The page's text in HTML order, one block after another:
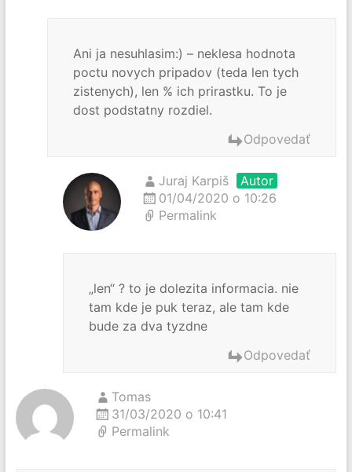
Ani ja nesuhlasim:) – neklesa hodnota
poctu novych pripadov (teda len tych
zistenych), len % ich prirastku. To je
dost podstatny rozdiel.
Odpovedať
Juraj Karpiš
Autor
01/04/2020 o 10:26
Permalink
„len“ ? to je dolezita informacia. nie
tam kde je puk teraz, ale tam kde
bude za dva tyzdne
Odpovedať
Tomas
31/03/2020 o 10:41
Permalink